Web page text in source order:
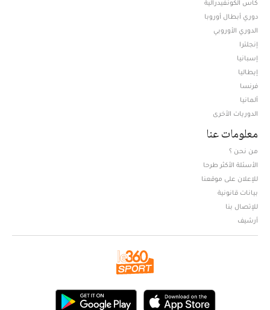
كأس الكونفيدرالية
دوري أبطال أوروبا
الدوري الأوروبي
إنجلترا
إسبانيا
إيطاليا
فرنسا
ألمانيا
الدوريات الأخرى
معلومات عنا
من نحن ؟
الأسئلة الأكثر طرحا
للإعلان على موقعنا
بيانات قانونية
للإتصال بنا
أرشيف